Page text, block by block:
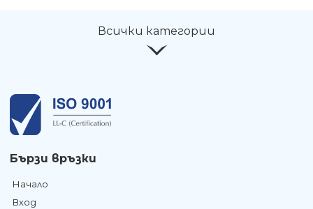
Всички категории
Бързи връзки
Начало
Вход